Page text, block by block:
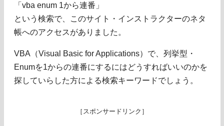
「vba enum 1から連番」
という検索で、このサイト・インストラクターのネタ
帳へのアクセスがありました。
VBA（Visual Basic for Applications）で、列挙型・
Enumを1からの連番にするにはどうすればいいのかを
探していらした方による検索キーワードでしょう。
［スポンサードリンク］